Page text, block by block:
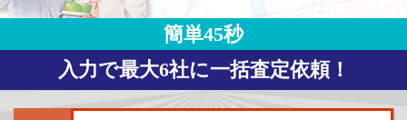
簡単45秒
入力で最大6社に一括査定依頼！